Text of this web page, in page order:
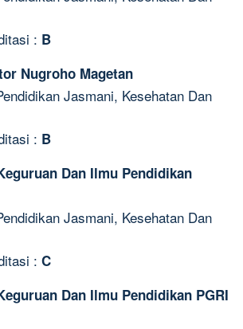
: B
Nugroho Magetan
Jasmani, Kesehatan Dan
: B
Dan Ilmu Pendidikan
Jasmani, Kesehatan Dan
: C
Dan Ilmu Pendidikan PGRI